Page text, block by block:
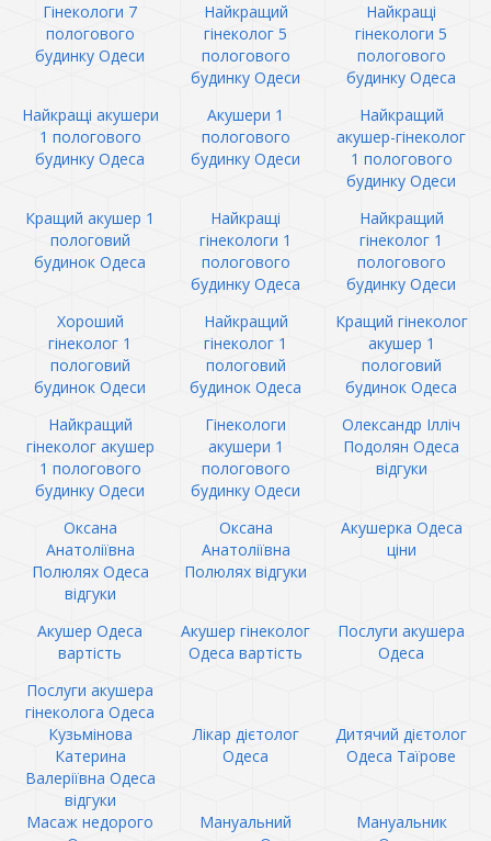
Гінекологи 7
пологового
будинку Одеси
Найкращий
гінеколог 5
пологового
будинку Одеси
Найкращі
гінекологи 5
пологового
будинку Одеса
Найкращі акушери
1 пологового
будинку Одеса
Акушери 1
пологового
будинку Одеси
Найкращий
акушер-гінеколог
1 пологового
будинку Одеси
Кращий акушер 1
пологовий
будинок Одеса
Найкращі
гінекологи 1
пологового
будинку Одеса
Найкращий
гінеколог 1
пологового
будинку Одеси
Хороший
гінеколог 1
пологовий
будинок Одеси
Найкращий
гінеколог 1
пологовий
будинок Одеса
Кращий гінеколог
акушер 1
пологовий
будинок Одеса
Найкращий
гінеколог акушер
1 пологового
будинку Одеси
Гінекологи
акушери 1
пологового
будинку Одеси
Олександр Ілліч
Подолян Одеса
відгуки
Оксана
Анатоліївна
Полюлях Одеса
відгуки
Оксана
Анатоліївна
Полюлях відгуки
Акушерка Одеса
ціни
Акушер Одеса
вартість
Акушер гінеколог
Одеса вартість
Послуги акушера
Одеса
Послуги акушера
гінеколога Одеса
Кузьмінова
Катерина
Валеріївна Одеса
відгуки
Лікар дієтолог
Одеса
Дитячий дієтолог
Одеса Таїрове
Масаж недорого
Мануальний
Мануальник